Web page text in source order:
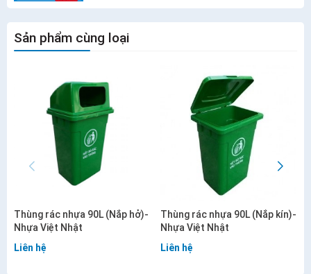
Sản phẩm cùng loại
Thùng rác nhựa 90L (Nắp hở)-
Nhựa Việt Nhật
Liên hệ
Thùng rác nhựa 90L (Nắp kín)-
Nhựa Việt Nhật
Liên hệ